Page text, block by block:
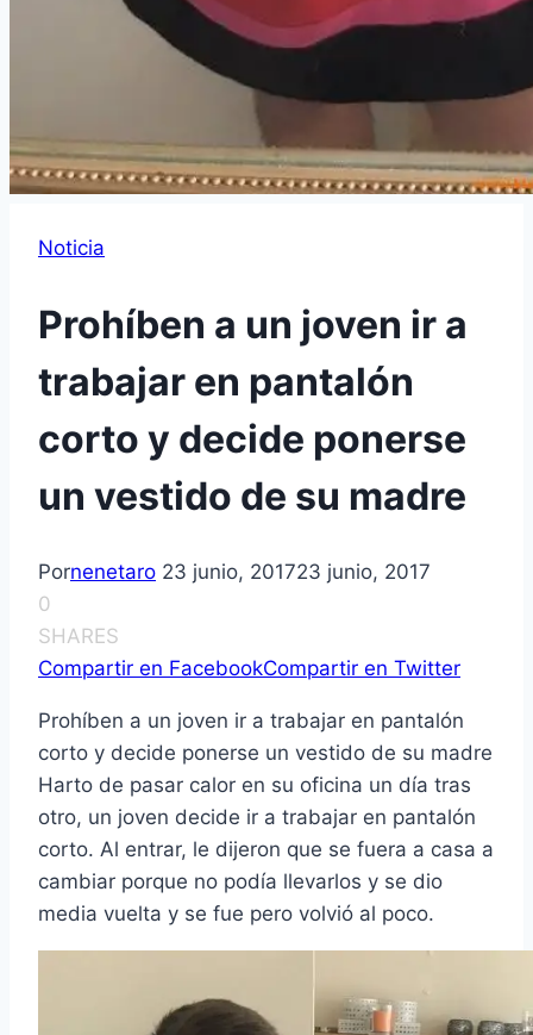
Noticia
Prohíben a un joven ir a
trabajar en pantalón
corto y decide ponerse
un vestido de su madre
Pornenetaro 23 junio, 201723 junio, 2017
0
SHARES
Compartir en FacebookCompartir en Twitter
Prohíben a un joven ir a trabajar en pantalón
corto y decide ponerse un vestido de su madre
Harto de pasar calor en su oficina un día tras
otro, un joven decide ir a trabajar en pantalón
corto. Al entrar, le dijeron que se fuera a casa a
cambiar porque no podía llevarlos y se dio
media vuelta y se fue pero volvió al poco.